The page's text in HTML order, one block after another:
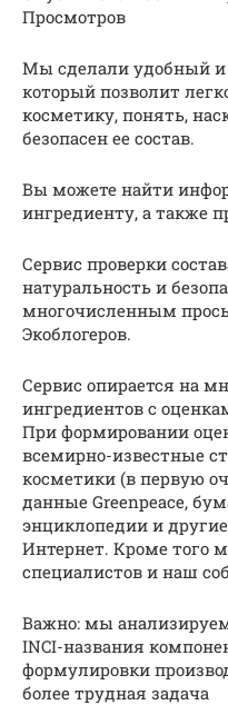
Просмотров
Мы сделали удобный и
который позволит
косметику, понять,
безопасен ее состав.
Вы можете найти
ингредиенту, а также
Сервис проверки
натуральность и
многочисленным
Экоблогеров.
Сервис опирается на
ингредиентов с
При формировании
всемирно-известные
косметики (в первую
данные Greenpeace,
энциклопедии и
Интернет. Кроме того
специалистов и наш
Важно: мы
INCI-названия
формулировки
более трудная задача